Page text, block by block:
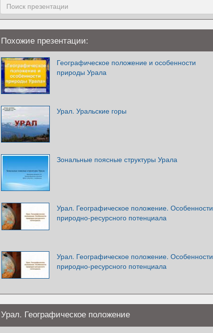
Похожие презентации:
Географическое положение и особенности
природы Урала
Урал. Уральские горы
Зональные поясные структуры Урала
Урал. Географическое положение. Особенности
природно-ресурсного потенциала
Урал. Географическое положение. Особенности
природно-ресурсного потенциала
Урал. Географическое положение